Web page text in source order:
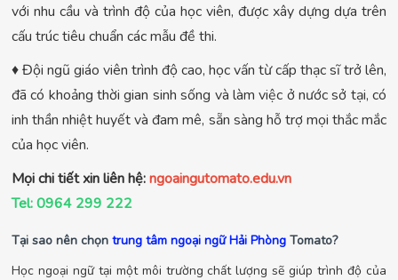
với nhu cầu và trình độ của học viên, được xây dựng dựa trên
cấu trúc tiêu chuẩn các mẫu đề thi.
♦ Đội ngũ giáo viên trình độ cao, học vấn từ cấp thạc sĩ trở lên,
đã có khoảng thời gian sinh sống và làm việc ở nước sở tại, có
inh thần nhiệt huyết và đam mê, sẵn sàng hỗ trợ mọi thắc mắc
của học viên.
Mọi chi tiết xin liên hệ:ngoaingutomato.edu.vn
Tel: 0964 299 222
Tại sao nên chọn trung tâm ngoại ngữ Hải Phòng Tomato?
Học ngoại ngữ tại một môi trường chất lượng sẽ giúp trình độ của